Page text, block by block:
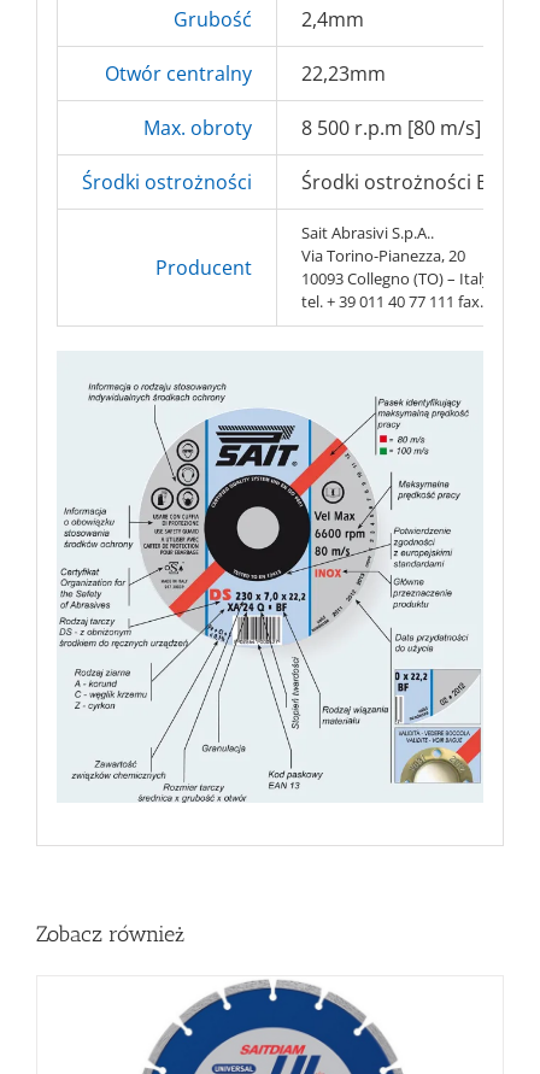
Grubość 2,4mm
Otwór centralny 22,23mm
Max. obroty 8 500 r.p.m [80 m/s]
Środki ostrożności Środki ostrożności BHP
Producent
Sait Abrasivi S.p.A..
Via Torino-Pianezza, 20
10093 Collegno (TO) – Italy
tel. + 39 011 40 77 111 fax. + 39
Zobacz również